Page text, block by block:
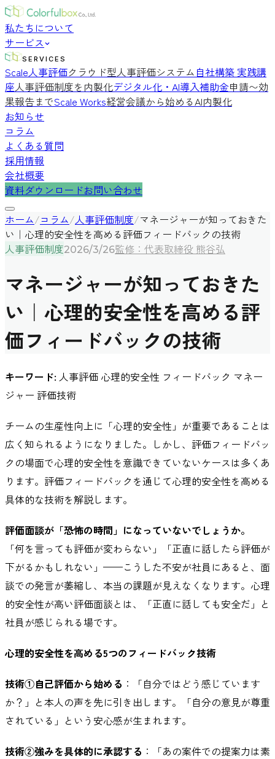
私たちについて
サービス
SERVICES
Scale人事評価クラウド型人事評価システム 自社構築 実践講
座人事評価制度を内製化デジタル化・AI導入補助金申請〜効
果報告までScale Works経営会議から始めるAI内製化
お知らせ
コラム
よくある質問
採用情報
会社概要
資料ダウンロードお問い合わせ
ホーム/コラム/人事評価制度/マネージャーが知っておきた
い｜心理的安全性を高める評価フィードバックの技術
人事評価制度2026/3/26監修：代表取締役 熊谷弘
マネージャーが知っておきた
い｜心理的安全性を高める評
価フィードバックの技術
キーワード: 人事評価 心理的安全性 フィードバック マネー
ジャー 評価技術
チームの生産性向上に「心理的安全性」が重要であることは
広く知られるようになりました。しかし、評価フィードバッ
クの場面で心理的安全性を意識できていないケースは多くあ
ります。評価フィードバックを通じて心理的安全性を高める
具体的な技術を解説します。
評価面談が「恐怖の時間」になっていないでしょうか。
「何を言っても評価が変わらない」「正直に話したら評価が
下がるかもしれない」——こうした不安が社員にあると、面
談での発言が萎縮し、本当の課題が見えなくなります。心理
的安全性が高い評価面談とは、「正直に話しても安全だ」と
社員が感じられる場です。
心理的安全性を高める5つのフィードバック技術
技術①自己評価から始める ：「自分ではどう感じています
か？」と本人の声を先に引き出します。「自分の意見が尊重
されている」という安心感が生まれます。
技術②強みを具体的に承認する ：「あの案件での提案力は素